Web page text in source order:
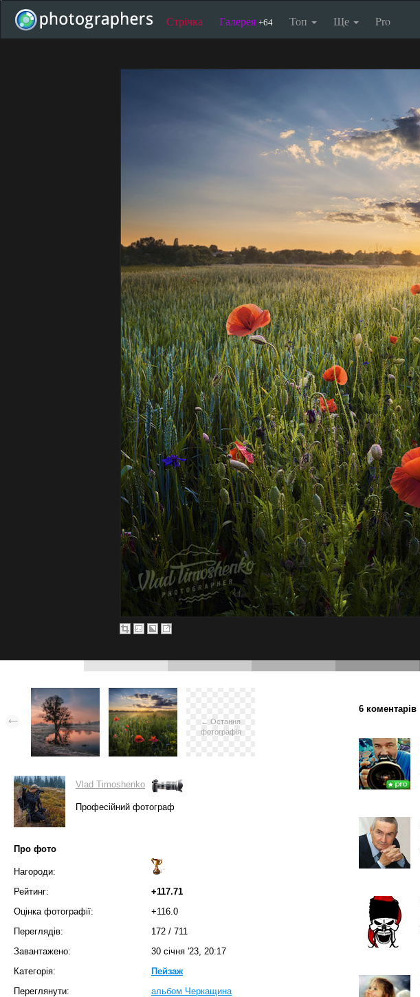
Стрічка Галерея +64 Топ Ще Pro
← Остання
фотографія
Vlad Timoshenko
Професійний фотограф
Про фото
Нагороди:
Рейтинг:
+117.71
Оцінка фотографії:
+116.0
Переглядів:
172 / 711
Завантажено:
30 січня '23, 20:17
Категорія:
Пейзаж
Переглянути:
альбом Черкащина
6 коментарів